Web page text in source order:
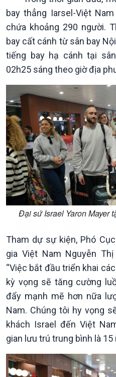
Kinh tế
Tin Kinh tế
Trước giờ mở cửa
Dòng chảy Kinh tế
Sức sống hàng Việt
Khởi nghiệp
Tuyên chiến với gian lận
bay thẳng Iarsel-Việt
chứa khoảng 290 người.
bay cất cánh từ sân bay
tiếng bay hạ cánh tại
02h25 sáng theo giờ địa
Đại sứ Israel Yaron Mayer
Tham dự sự kiện, Phó
gia Việt Nam Nguyễn
“Việc bắt đầu triển khai
kỳ vọng sẽ tăng cường
đẩy mạnh mẽ hơn nữa
Nam. Chúng tôi hy vọng
khách Israel đến Việt
gian lưu trú trung bình là 15